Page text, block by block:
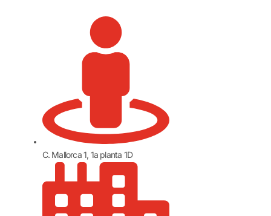
C. Mallorca 1, 1a planta 1D